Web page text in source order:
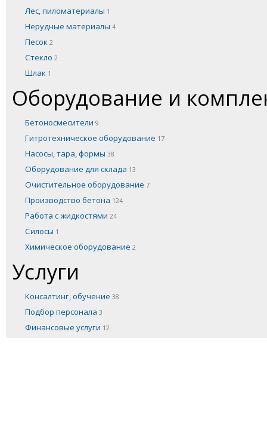
Лес, пиломатериалы 1
Нерудные материалы 4
Песок 2
Стекло 2
Шлак 1
Оборудование и
Бетоносмесители 9
Гитротехническое оборудование 17
Насосы, тара, формы 38
Оборудование для склада 13
Очистительное оборудование 7
Производство бетона 124
Работа с жидкостями 24
Силосы 1
Химическое оборудование 2
Услуги
Консалтинг, обучение 38
Подбор персонала 3
Финансовые услуги 12